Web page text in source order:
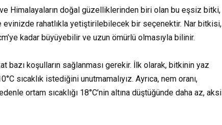
Himalayaların doğal güzelliklerinden biri olan bu eşsiz bitki,
rahatlıkla yetiştirilebilecek bir seçenektir. Nar bitkisi,
kadar büyüyebilir ve uzun ömürlü olmasıyla bilinir.
koşulların sağlanması gerekir. İlk olarak, bitkinin yaz
sıcaklık istediğini unutmamalıyız. Ayrıca, nem oranı,
ortam sıcaklığı 18°C’nin altına düştüğünde daha az, aksi